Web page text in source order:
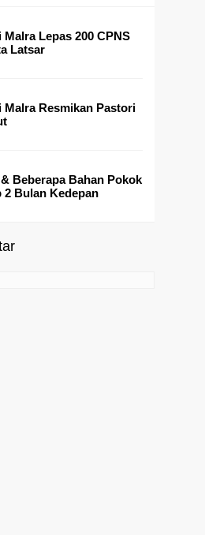
Malra Lepas 200 CPNS
Latsar
Malra Resmikan Pastori
Beberapa Bahan Pokok
2 Bulan Kedepan